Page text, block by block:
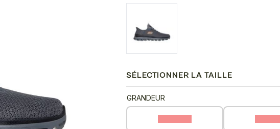
SÉLECTIONNER LA TAILLE
GRANDEUR